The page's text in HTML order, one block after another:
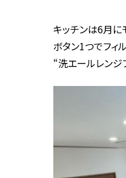
キッチンは6月に
ボタン1つでフィ
“洗エールレンジ